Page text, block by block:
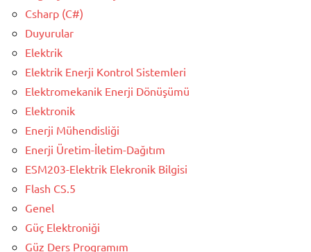
Csharp (C#)
Duyurular
Elektrik
Elektrik Enerji Kontrol Sistemleri
Elektromekanik Enerji Dönüşümü
Elektronik
Enerji Mühendisliği
Enerji Üretim-İletim-Dağıtım
ESM203-Elektrik Elekronik Bilgisi
Flash CS.5
Genel
Güç Elektroniği
Güz Ders Programım